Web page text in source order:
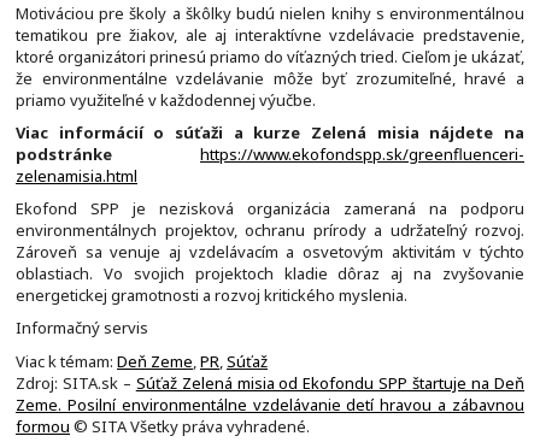
Motiváciou pre školy a škôlky budú nielen knihy s environmentálnou
tematikou pre žiakov, ale aj interaktívne vzdelávacie predstavenie,
ktoré organizátori prinesú priamo do víťazných tried. Cieľom je ukázať,
že environmentálne vzdelávanie môže byť zrozumiteľné, hravé a
priamo využiteľné v každodennej výučbe.
Viac informácií o súťaži a kurze Zelená misia nájdete na
podstránke https://www.ekofondspp.sk/greenfluenceri-
zelenamisia.html
Ekofond SPP je nezisková organizácia zameraná na podporu
environmentálnych projektov, ochranu prírody a udržateľný rozvoj.
Zároveň sa venuje aj vzdelávacím a osvetovým aktivitám v týchto
oblastiach. Vo svojich projektoch kladie dôraz aj na zvyšovanie
energetickej gramotnosti a rozvoj kritického myslenia.
Informačný servis
Viac k témam: Deň Zeme,PR,Súťaž
Zdroj: SITA.sk – Súťaž Zelená misia od Ekofondu SPP štartuje na Deň
Zeme. Posilní environmentálne vzdelávanie detí hravou a zábavnou
formou © SITA Všetky práva vyhradené.